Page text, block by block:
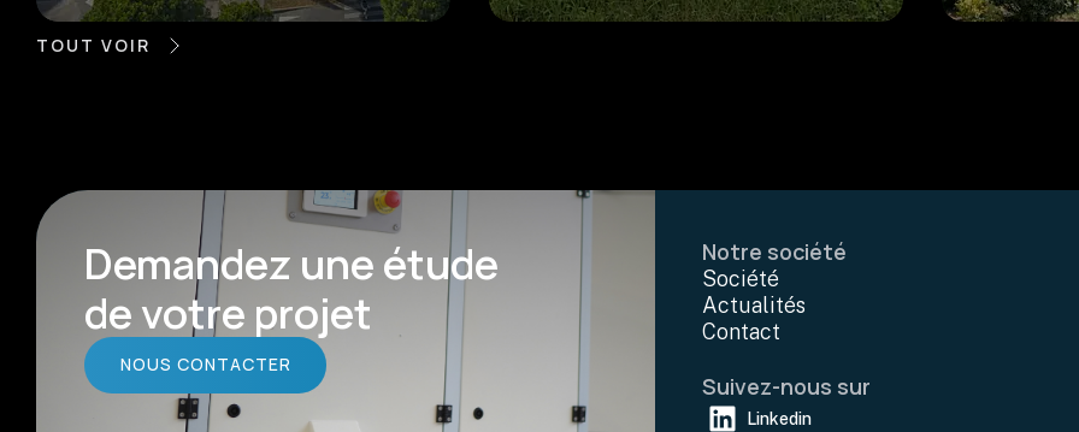
TOUT VOIR
Demandez une étude
de votre projet
NOUS CONTACTER
Notre société
Société
Actualités
Contact
Suivez-nous sur
Linkedin